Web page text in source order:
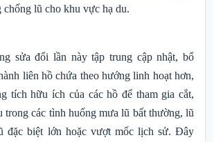
chống lũ cho khu vực hạ du.
sửa đổi lần này tập trung cập nhật, bổ
liên hồ chứa theo hướng linh hoạt hơn,
tích hữu ích của các hồ để tham gia cắt,
trong các tình huống mưa lũ bất thường, lũ
đặc biệt lớn hoặc vượt mốc lịch sử. Đây